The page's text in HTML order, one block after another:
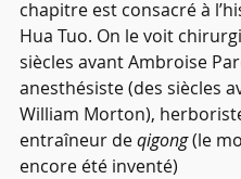
chapitre est consacré à
Hua Tuo. On le voit
siècles avant Ambroise
anesthésiste (des siècles
William Morton),
entraîneur de qigong (le
encore été inventé)